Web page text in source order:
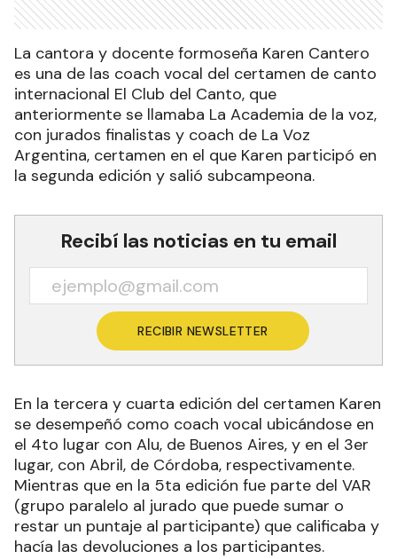
La cantora y docente formoseña Karen Cantero
es una de las coach vocal del certamen de canto
internacional El Club del Canto, que
anteriormente se llamaba La Academia de la voz,
con jurados finalistas y coach de La Voz
Argentina, certamen en el que Karen participó en
la segunda edición y salió subcampeona.
Recibí las noticias en tu email
RECIBIR NEWSLETTER
En la tercera y cuarta edición del certamen Karen
se desempeñó como coach vocal ubicándose en
el 4to lugar con Alu, de Buenos Aires, y en el 3er
lugar, con Abril, de Córdoba, respectivamente.
Mientras que en la 5ta edición fue parte del VAR
(grupo paralelo al jurado que puede sumar o
restar un puntaje al participante) que calificaba y
hacía las devoluciones a los participantes.